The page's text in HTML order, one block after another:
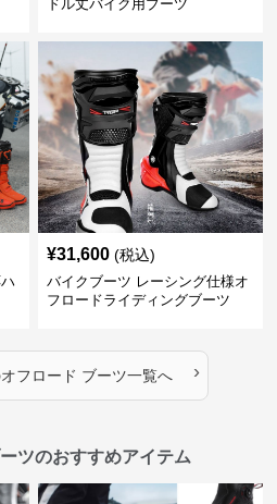
ドル丈バイク用ブーツ
¥31,600 (税込)
バイクブーツ レーシング仕様オ
フロードライディングブーツ
オフロード ブーツ一覧へ ›
ツのおすすめアイテム